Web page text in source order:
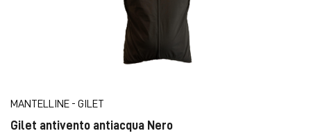
MANTELLINE - GILET
Gilet antivento antiacqua Nero